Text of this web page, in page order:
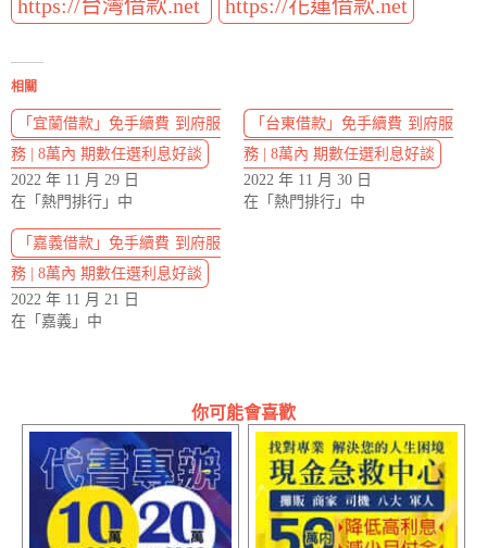
https://台灣借款.net https://花蓮借款.net
相關
「宜蘭借款」免手續費 到府服
務 | 8萬內 期數任選利息好談
2022 年 11 月 29 日
在「熱門排行」中
「台東借款」免手續費 到府服
務 | 8萬內 期數任選利息好談
2022 年 11 月 30 日
在「熱門排行」中
「嘉義借款」免手續費 到府服
務 | 8萬內 期數任選利息好談
2022 年 11 月 21 日
在「嘉義」中
你可能會喜歡